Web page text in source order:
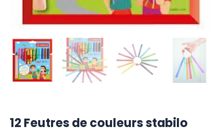
12 Feutres de couleurs stabilo